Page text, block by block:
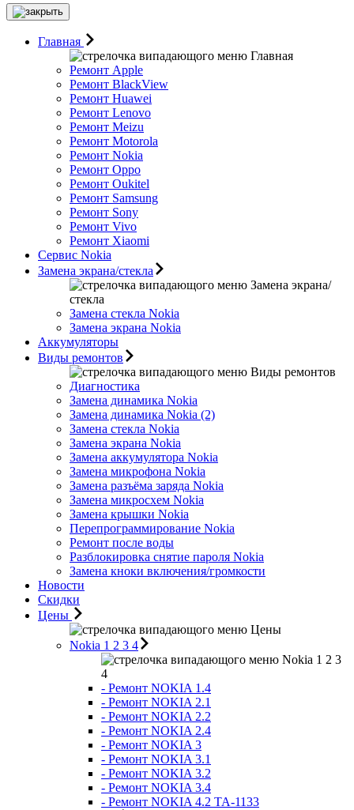
Главная
Главная
Ремонт Apple
Ремонт BlackView
Ремонт Huawei
Ремонт Lenovo
Ремонт Meizu
Ремонт Motorоla
Ремонт Nokia
Ремонт Oppo
Ремонт Oukitel
Ремонт Samsung
Ремонт Sony
Ремонт Vivo
Ремонт Xiaomi
Сервис Nokia
Замена экрана/стекла
Замена экрана/
стекла
Замена стекла Nokia
Замена экрана Nokia
Аккумуляторы
Виды ремонтов
Виды ремонтов
Диагностика
Замена динамика Nokia
Замена динамика Nokia (2)
Замена стекла Nokia
Замена экрана Nokia
Замена аккумулятора Nokia
Замена микрофона Nokia
Замена разъёма заряда Nokia
Замена микросхем Nokia
Замена крышки Nokia
Перепрограммирование Nokia
Ремонт после воды
Разблокировка снятие пароля Nokia
Замена кноки включения/громкости
Новости
Скидки
Цены
Цены
Nokia 1 2 3 4
Nokia 1 2 3
4
- Ремонт NOKIA 1.4
- Ремонт NOKIA 2.1
- Ремонт NOKIA 2.2
- Ремонт NOKIA 2.4
- Ремонт NOKIA 3
- Ремонт NOKIA 3.1
- Ремонт NOKIA 3.2
- Ремонт NOKIA 3.4
- Ремонт NOKIA 4.2 TA-1133